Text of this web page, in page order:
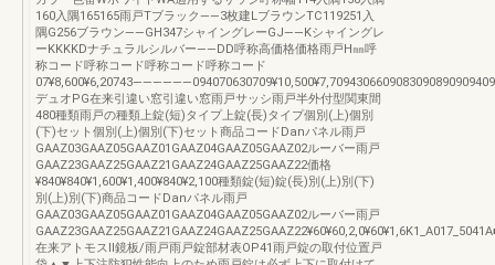
160入隅165165雨戸Tブラック――3枚建LブラウンTC119251入
隅G256ブラウン――GH347シャイングレーGJ――Kシャイングレ
ーKKKKDナチュラルシルバー――DD呼称高価格価格雨戸H㎜呼
称コード呼称コード呼称コード呼称コード
デュオPG在来引違い窓引違い窓雨戸サッシ雨戸半外付型関東間
480種類雨戸の種類上錠(短)タイプ上錠(長)タイプ個別(上)個別
(下)セット個別(上)個別(下)セット商品コードDanパネル雨戸
GAAZ03GAAZ05GAAZ01GAAZ04GAAZ05GAAZ02ルーバー雨戸
GAAZ23GAAZ25GAAZ21GAAZ24GAAZ25GAAZ22価格
¥840¥840¥1,600¥1,400¥840¥2,100種類錠(短)錠(長)別(上)別(下)
別(上)別(下)商品コードDanパネル雨戸
GAAZ03GAAZ05GAAZ01GAAZ04GAAZ05GAAZ02ルーバー雨戸
在来アトモスⅡ鏡板/雨戸雨戸錠部材表OP41雨戸錠の取付位置戸